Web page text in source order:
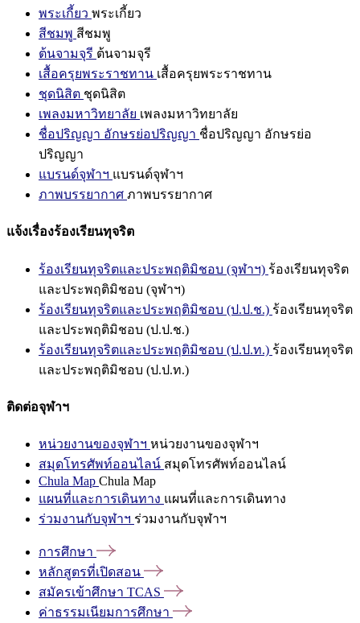
พระเกี้ยว พระเกี้ยว
สีชมพู สีชมพู
ต้นจามจุรี ต้นจามจุรี
เสื้อครุยพระราชทาน เสื้อครุยพระราชทาน
ชุดนิสิต ชุดนิสิต
เพลงมหาวิทยาลัย เพลงมหาวิทยาลัย
ชื่อปริญญา อักษรย่อปริญญา ชื่อปริญญา อักษรย่อ
ปริญญา
แบรนด์จุฬาฯ แบรนด์จุฬาฯ
ภาพบรรยากาศ ภาพบรรยากาศ
แจ้งเรื่องร้องเรียนทุจริต
ร้องเรียนทุจริตและประพฤติมิชอบ (จุฬาฯ) ร้องเรียนทุจริต
และประพฤติมิชอบ (จุฬาฯ)
ร้องเรียนทุจริตและประพฤติมิชอบ (ป.ป.ช.) ร้องเรียนทุจริต
และประพฤติมิชอบ (ป.ป.ช.)
ร้องเรียนทุจริตและประพฤติมิชอบ (ป.ป.ท.) ร้องเรียนทุจริต
และประพฤติมิชอบ (ป.ป.ท.)
ติดต่อจุฬาฯ
หน่วยงานของจุฬาฯ หน่วยงานของจุฬาฯ
สมุดโทรศัพท์ออนไลน์ สมุดโทรศัพท์ออนไลน์
Chula Map Chula Map
แผนที่และการเดินทาง แผนที่และการเดินทาง
ร่วมงานกับจุฬาฯ ร่วมงานกับจุฬาฯ
การศึกษา
หลักสูตรที่เปิดสอน
สมัครเข้าศึกษา TCAS
ค่าธรรมเนียมการศึกษา